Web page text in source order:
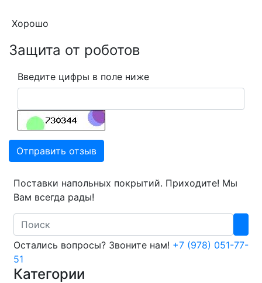
Хорошо
Защита от роботов
Введите цифры в поле ниже
Отправить отзыв
Поставки напольных покрытий. Приходите! Мы
Вам всегда рады!
Search
Остались вопросы? Звоните нам! +7 (978) 051-77-
51
Категории